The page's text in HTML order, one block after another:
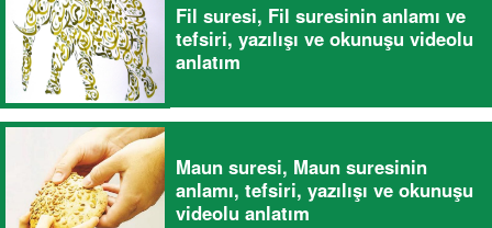
Fil suresi, Fil suresinin anlamı ve
tefsiri, yazılışı ve okunuşu videolu
anlatım
Maun suresi, Maun suresinin
anlamı, tefsiri, yazılışı ve okunuşu
videolu anlatım